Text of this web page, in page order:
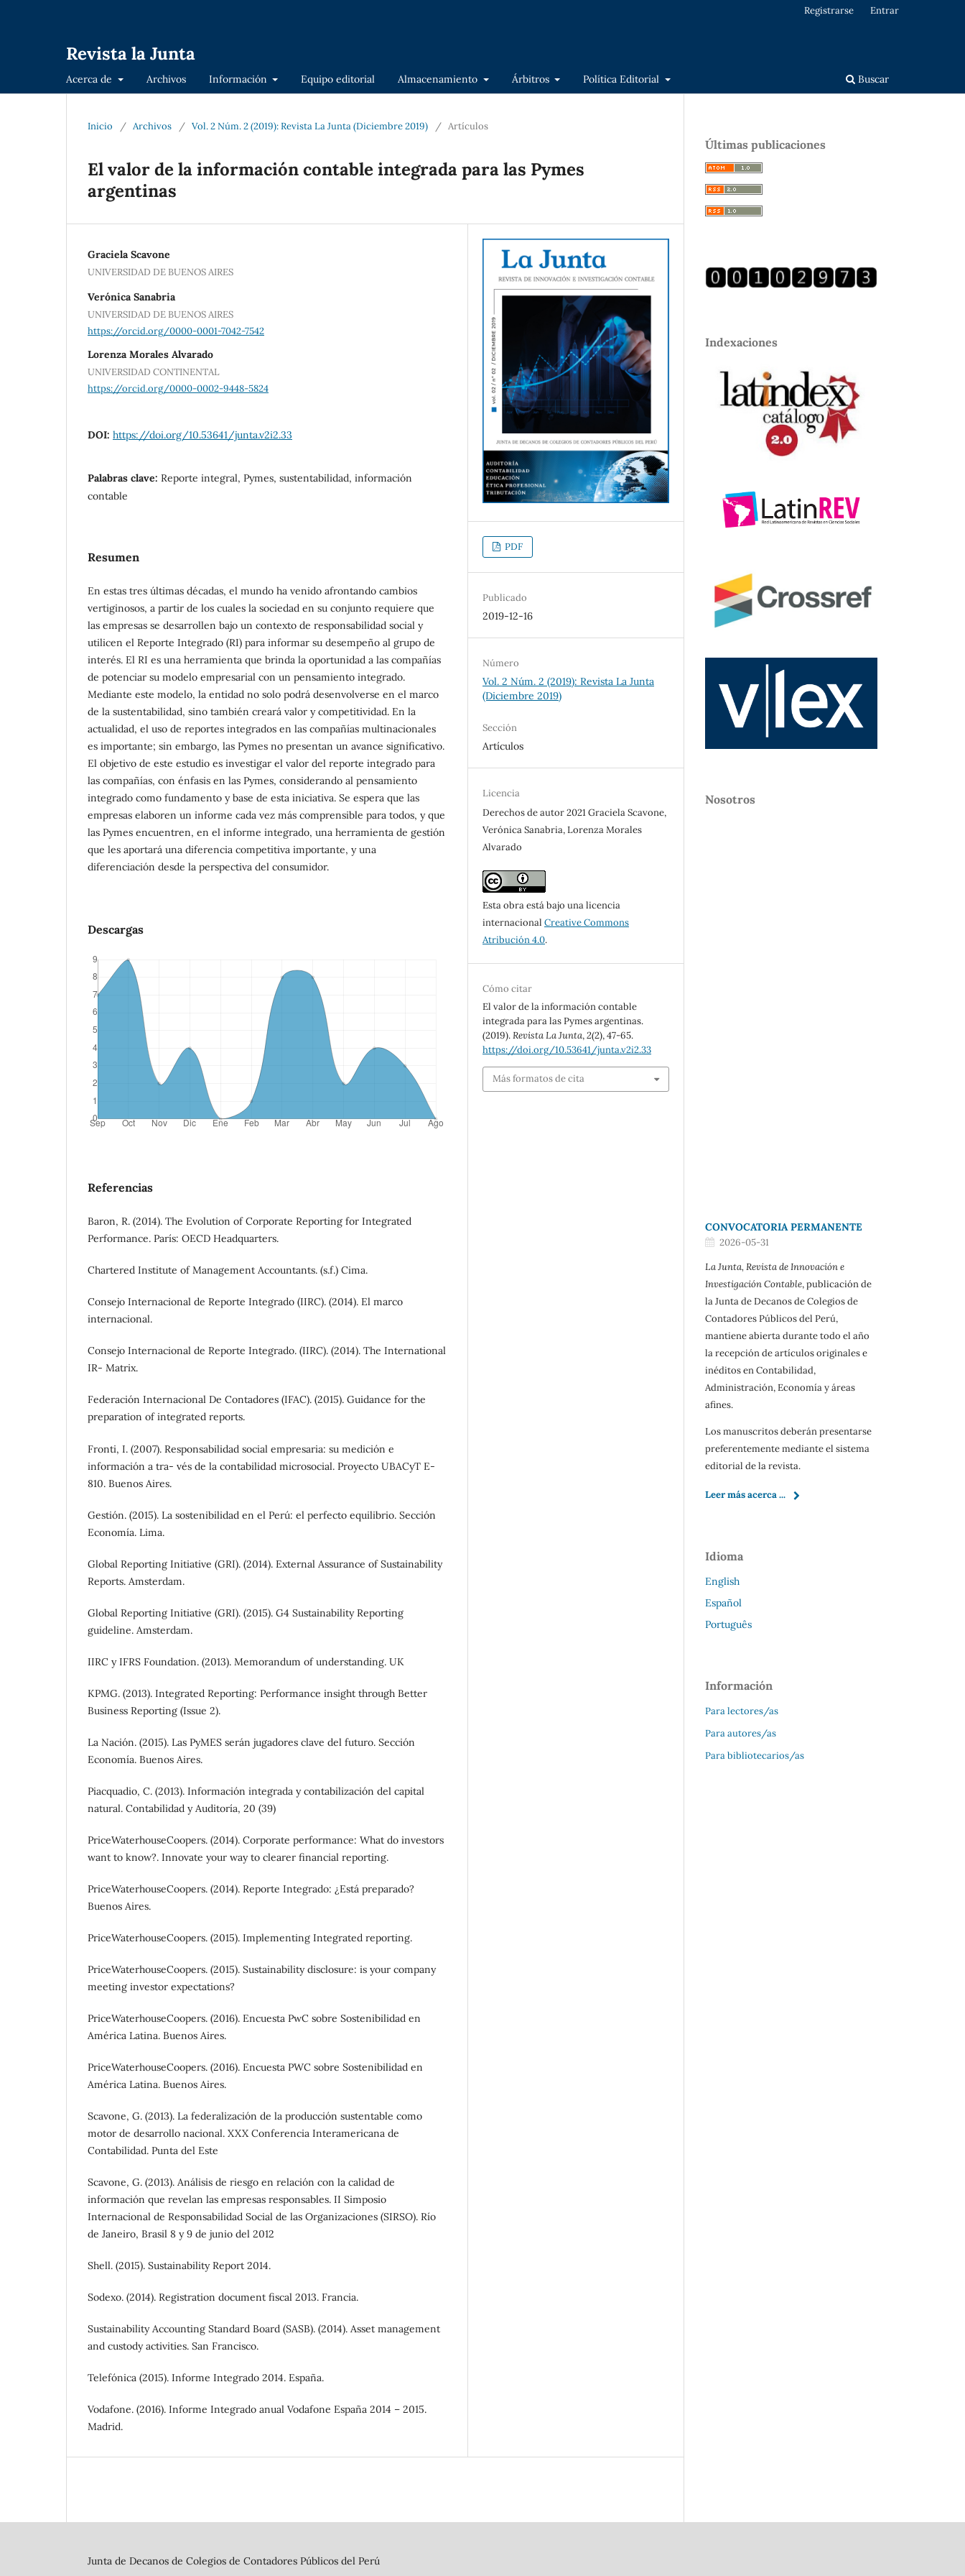
Revista la Junta
Acerca de Archivos Información Equipo editorial Almacenamiento Árbitros Política Editorial Buscar
Registrarse Entrar
Inicio / Archivos / Vol. 2 Núm. 2 (2019): Revista La Junta (Diciembre 2019) / Artículos
El valor de la información contable integrada para las Pymes
argentinas
Graciela Scavone
UNIVERSIDAD DE BUENOS AIRES
Verónica Sanabria
UNIVERSIDAD DE BUENOS AIRES
https://orcid.org/0000-0001-7042-7542
Lorenza Morales Alvarado
UNIVERSIDAD CONTINENTAL
https://orcid.org/0000-0002-9448-5824
DOI: https://doi.org/10.53641/junta.v2i2.33
Palabras clave: Reporte integral, Pymes, sustentabilidad, información
contable
Resumen
En estas tres últimas décadas, el mundo ha venido afrontando cambios
vertiginosos, a partir de los cuales la sociedad en su conjunto requiere que
las empresas se desarrollen bajo un contexto de responsabilidad social y
utilicen el Reporte Integrado (RI) para informar su desempeño al grupo de
interés. El RI es una herramienta que brinda la oportunidad a las compañías
de potenciar su modelo empresarial con un pensamiento integrado.
Mediante este modelo, la entidad no solo podrá desenvolverse en el marco
de la sustentabilidad, sino también creará valor y competitividad. En la
actualidad, el uso de reportes integrados en las compañías multinacionales
es importante; sin embargo, las Pymes no presentan un avance significativo.
El objetivo de este estudio es investigar el valor del reporte integrado para
las compañías, con énfasis en las Pymes, considerando al pensamiento
integrado como fundamento y base de esta iniciativa. Se espera que las
empresas elaboren un informe cada vez más comprensible para todos, y que
las Pymes encuentren, en el informe integrado, una herramienta de gestión
que les aportará una diferencia competitiva importante, y una
diferenciación desde la perspectiva del consumidor.
Descargas
Referencias
Baron, R. (2014). The Evolution of Corporate Reporting for Integrated
Performance. París: OECD Headquarters.
Chartered Institute of Management Accountants. (s.f.) Cima.
Consejo Internacional de Reporte Integrado (IIRC). (2014). El marco
internacional.
Consejo Internacional de Reporte Integrado. (IIRC). (2014). The International
IR- Matrix.
Federación Internacional De Contadores (IFAC). (2015). Guidance for the
preparation of integrated reports.
Fronti, I. (2007). Responsabilidad social empresaria: su medición e
información a tra- vés de la contabilidad microsocial. Proyecto UBACyT E-
810. Buenos Aires.
Gestión. (2015). La sostenibilidad en el Perú: el perfecto equilibrio. Sección
Economía. Lima.
Global Reporting Initiative (GRI). (2014). External Assurance of Sustainability
Reports. Amsterdam.
Global Reporting Initiative (GRI). (2015). G4 Sustainability Reporting
guideline. Amsterdam.
IIRC y IFRS Foundation. (2013). Memorandum of understanding. UK
KPMG. (2013). Integrated Reporting: Performance insight through Better
Business Reporting (Issue 2).
La Nación. (2015). Las PyMES serán jugadores clave del futuro. Sección
Economía. Buenos Aires.
Piacquadio, C. (2013). Información integrada y contabilización del capital
natural. Contabilidad y Auditoría, 20 (39)
PriceWaterhouseCoopers. (2014). Corporate performance: What do investors
want to know?. Innovate your way to clearer financial reporting.
PriceWaterhouseCoopers. (2014). Reporte Integrado: ¿Está preparado?
Buenos Aires.
PriceWaterhouseCoopers. (2015). Implementing Integrated reporting.
PriceWaterhouseCoopers. (2015). Sustainability disclosure: is your company
meeting investor expectations?
PriceWaterhouseCoopers. (2016). Encuesta PwC sobre Sostenibilidad en
América Latina. Buenos Aires.
PriceWaterhouseCoopers. (2016). Encuesta PWC sobre Sostenibilidad en
América Latina. Buenos Aires.
Scavone, G. (2013). La federalización de la producción sustentable como
motor de desarrollo nacional. XXX Conferencia Interamericana de
Contabilidad. Punta del Este
Scavone, G. (2013). Análisis de riesgo en relación con la calidad de
información que revelan las empresas responsables. II Simposio
Internacional de Responsabilidad Social de las Organizaciones (SIRSO). Río
de Janeiro, Brasil 8 y 9 de junio del 2012
Shell. (2015). Sustainability Report 2014.
Sodexo. (2014). Registration document fiscal 2013. Francia.
Sustainability Accounting Standard Board (SASB). (2014). Asset management
and custody activities. San Francisco.
Telefónica (2015). Informe Integrado 2014. España.
Vodafone. (2016). Informe Integrado anual Vodafone España 2014 – 2015.
Madrid.
PDF
Publicado
2019-12-16
Número
Vol. 2 Núm. 2 (2019): Revista La Junta
(Diciembre 2019)
Sección
Artículos
Licencia
Derechos de autor 2021 Graciela Scavone,
Verónica Sanabria, Lorenza Morales
Alvarado
Esta obra está bajo una licencia
internacionalCreative Commons
Atribución 4.0.
Cómo citar
El valor de la información contable
integrada para las Pymes argentinas.
(2019).Revista La Junta,2(2), 47-65.
https://doi.org/10.53641/junta.v2i2.33
Más formatos de cita
Últimas publicaciones
Indexaciones
Nosotros
CONVOCATORIA PERMANENTE
2026-05-31
La Junta, Revista de Innovación e
Investigación Contable, publicación de
la Junta de Decanos de Colegios de
Contadores Públicos del Perú,
mantiene abierta durante todo el año
la recepción de artículos originales e
inéditos en Contabilidad,
Administración, Economía y áreas
afines.
Los manuscritos deberán presentarse
preferentemente mediante el sistema
editorial de la revista.
Leer más acerca ...
Idioma
English
Español
Português
Información
Para lectores/as
Para autores/as
Para bibliotecarios/as
Junta de Decanos de Colegios de Contadores Públicos del Perú